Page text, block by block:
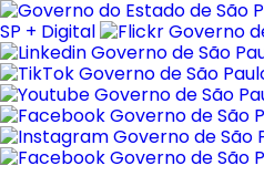
Pular
para
o
conteúdo
SP + Digital